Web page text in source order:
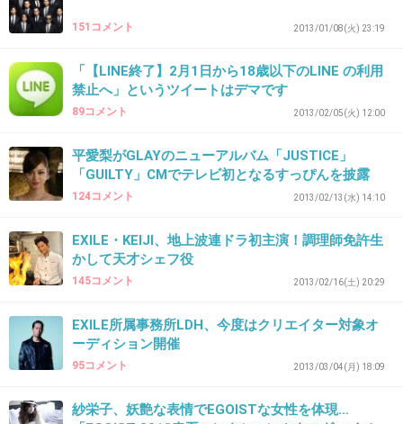
28. 匿名 2012/12/14(金) 00:24:14
hideちゃん、おめでとう。
そしてありがとう。
hideが亡くなった時 hideより確実に年下だった私だけ
ど、
今ではすっかり年上。
hideの誕生日が来る度に月日の流れを感じ、
151コメント 2013/01/08(火) 23:19
「【LINE終了】2月1日から18歳以下のLINE の利用
禁止へ」というツイートはデマです
89コメント 2013/02/05(火) 12:00
平愛梨がGLAYのニューアルバム「JUSTICE」
「GUILTY」CMでテレビ初となるすっぴんを披露
124コメント 2013/02/13(水) 14:10
EXILE・KEIJI、地上波連ドラ初主演！調理師免許生
かして天才シェフ役
145コメント 2013/02/16(土) 20:29
EXILE所属事務所LDH、今度はクリエイター対象オ
ーディション開催
95コメント 2013/03/04(月) 18:09
紗栄子、妖艶な表情でEGOISTな女性を体現…